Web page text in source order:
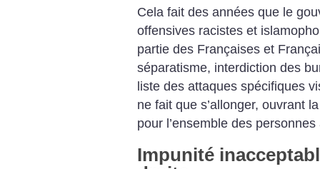
Cela fait des années que le
offensives racistes et
partie des Françaises et
séparatisme, interdiction des
liste des attaques spécifiques
ne fait que s’allonger, ouvrant
pour l’ensemble des
Impunité